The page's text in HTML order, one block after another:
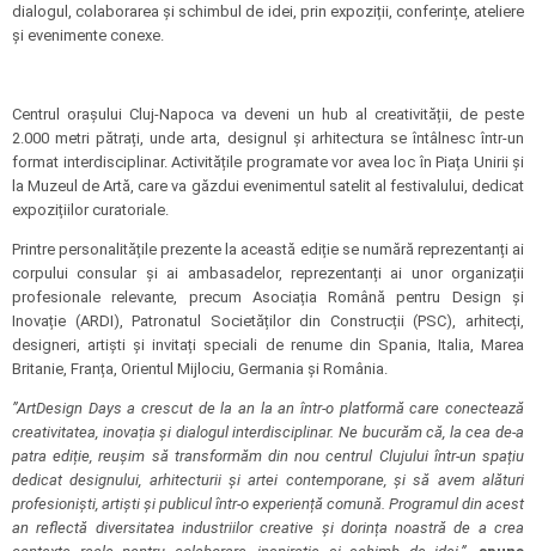
dialogul, colaborarea și schimbul de idei, prin expoziții, conferințe, ateliere
și evenimente conexe.
Centrul orașului Cluj-Napoca va deveni un hub al creativității, de peste
2.000 metri pătrați, unde arta, designul și arhitectura se întâlnesc într-un
format interdisciplinar. Activitățile programate vor avea loc în Piața Unirii și
la Muzeul de Artă, care va găzdui evenimentul satelit al festivalului, dedicat
expozițiilor curatoriale.
Printre personalitățile prezente la această ediție se numără reprezentanți ai
corpului consular și ai ambasadelor, reprezentanți ai unor organizații
profesionale relevante, precum Asociația Română pentru Design și
Inovație (ARDI), Patronatul Societăților din Construcții (PSC), arhitecți,
designeri, artiști și invitați speciali de renume din Spania, Italia, Marea
Britanie, Franța, Orientul Mijlociu, Germania și România.
”ArtDesign Days a crescut de la an la an într-o platformă care conectează
creativitatea, inovația și dialogul interdisciplinar. Ne bucurăm că, la cea de-a
patra ediție, reușim să transformăm din nou centrul Clujului într-un spațiu
dedicat designului, arhitecturii și artei contemporane, și să avem alături
profesioniști, artiști și publicul într-o experiență comună. Programul din acest
an reflectă diversitatea industriilor creative și dorința noastră de a crea